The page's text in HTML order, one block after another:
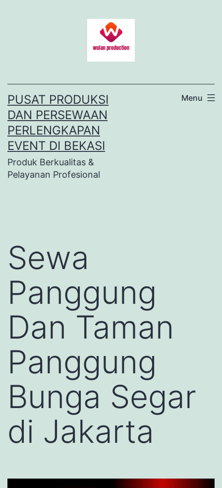
PUSAT PRODUKSI
DAN PERSEWAAN
PERLENGKAPAN
EVENT DI BEKASI
Produk Berkualitas &
Pelayanan Profesional
Menu
Sewa
Panggung
Dan Taman
Panggung
Bunga Segar
di Jakarta